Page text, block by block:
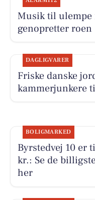
Musik til
genopretter roen
DAGLIGVARER
Friske danske
kammerjunkere
BOLIGMARKED
Byrstedvej 10 er
kr.: Se de
her